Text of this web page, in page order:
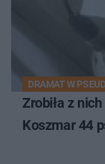
DRAMAT W
Zrobiła z
Koszmar 44